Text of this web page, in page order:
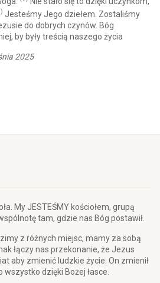
Jesteśmy Jego dziełem. Zostaliśmy
do dobrych czynów. Bóg
by były treścią naszego życia
2025
My JESTEŚMY kościołem, grupą
tam, gdzie nas Bóg postawił.
z różnych miejsc, mamy za sobą
łączy nas przekonanie, że Jezus
aby zmienić ludzkie życie. On zmienił
dzięki Bożej łasce.